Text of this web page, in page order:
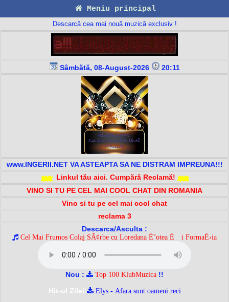
Meniu principal
Descarcă cea mai nouă muzică exclusiv !
Sâmbătă, 08-August-2026 20:11
www.INGERII.NET VA ASTEAPTA SA NE DISTRAM IMPREUNA!!!
Linkul tău aici. Cumpără Reclamă!
VINO SI TU PE CEL MAI COOL CHAT DIN ROMANIA
Vino si tu pe cel mai cool chat
reclama 3
Descarca/Asculta :
Cel Mai Frumos Colaj SÃ¢rbe cu Loredana È˜otea È™i FormaÈ›ia
Nou : Top 100 KlubMuzica !!
Hit-ul Zilei:
Elys - Afara sunt oameni reci